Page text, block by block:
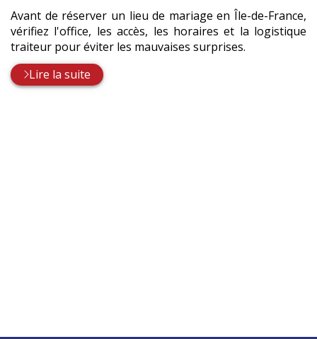
Avant de réserver un lieu de mariage en Île-de-France,
vérifiez l'office, les accès, les horaires et la logistique
traiteur pour éviter les mauvaises surprises.
Lire la suite